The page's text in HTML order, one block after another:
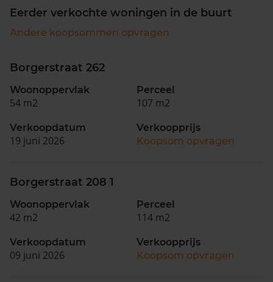
Eerder verkochte woningen in de buurt
Andere koopsommen opvragen
Borgerstraat 262
Woonoppervlak
54 m2
Perceel
107 m2
Verkoopdatum
19 juni 2026
Verkoopprijs
Koopsom opvragen
Borgerstraat 208 1
Woonoppervlak
42 m2
Perceel
114 m2
Verkoopdatum
09 juni 2026
Verkoopprijs
Koopsom opvragen